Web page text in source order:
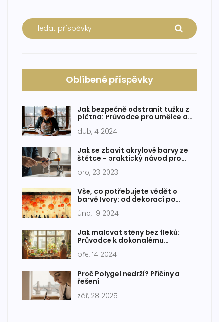
Oblíbené příspěvky
Jak bezpečně odstranit tužku z
plátna: Průvodce pro umělce a
dub, 4 2024
Jak se zbavit akrylové barvy ze
štětce - praktický návod pro
pro, 23 2023
Vše, co potřebujete vědět o
barvě Ivory: od dekorací po
úno, 19 2024
Jak malovat stěny bez fleků:
Průvodce k dokonalému
bře, 14 2024
Proč Polygel nedrží? Příčiny a
řešení
zář, 28 2025